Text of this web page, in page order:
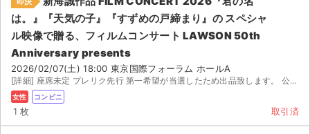
チケットジャム利用規約
プライバシーポリシー
特定商取引法に基づく表記
公演登録依頼
は。』『天気の子』『すずめの戸締まり』の スペシャ
ル映像で贈る、フィルムコンサート LAWSON 50th
Anniversary presents
2026/02/07(土) 18:00 東京国際フォーラム ホールA
[詳細] 座席未定 プレリク先行 第一希望が当選したため出品致します。 公演 週間前に発券番号をお伝え...
女性 コンビニ
1 枚 取引済